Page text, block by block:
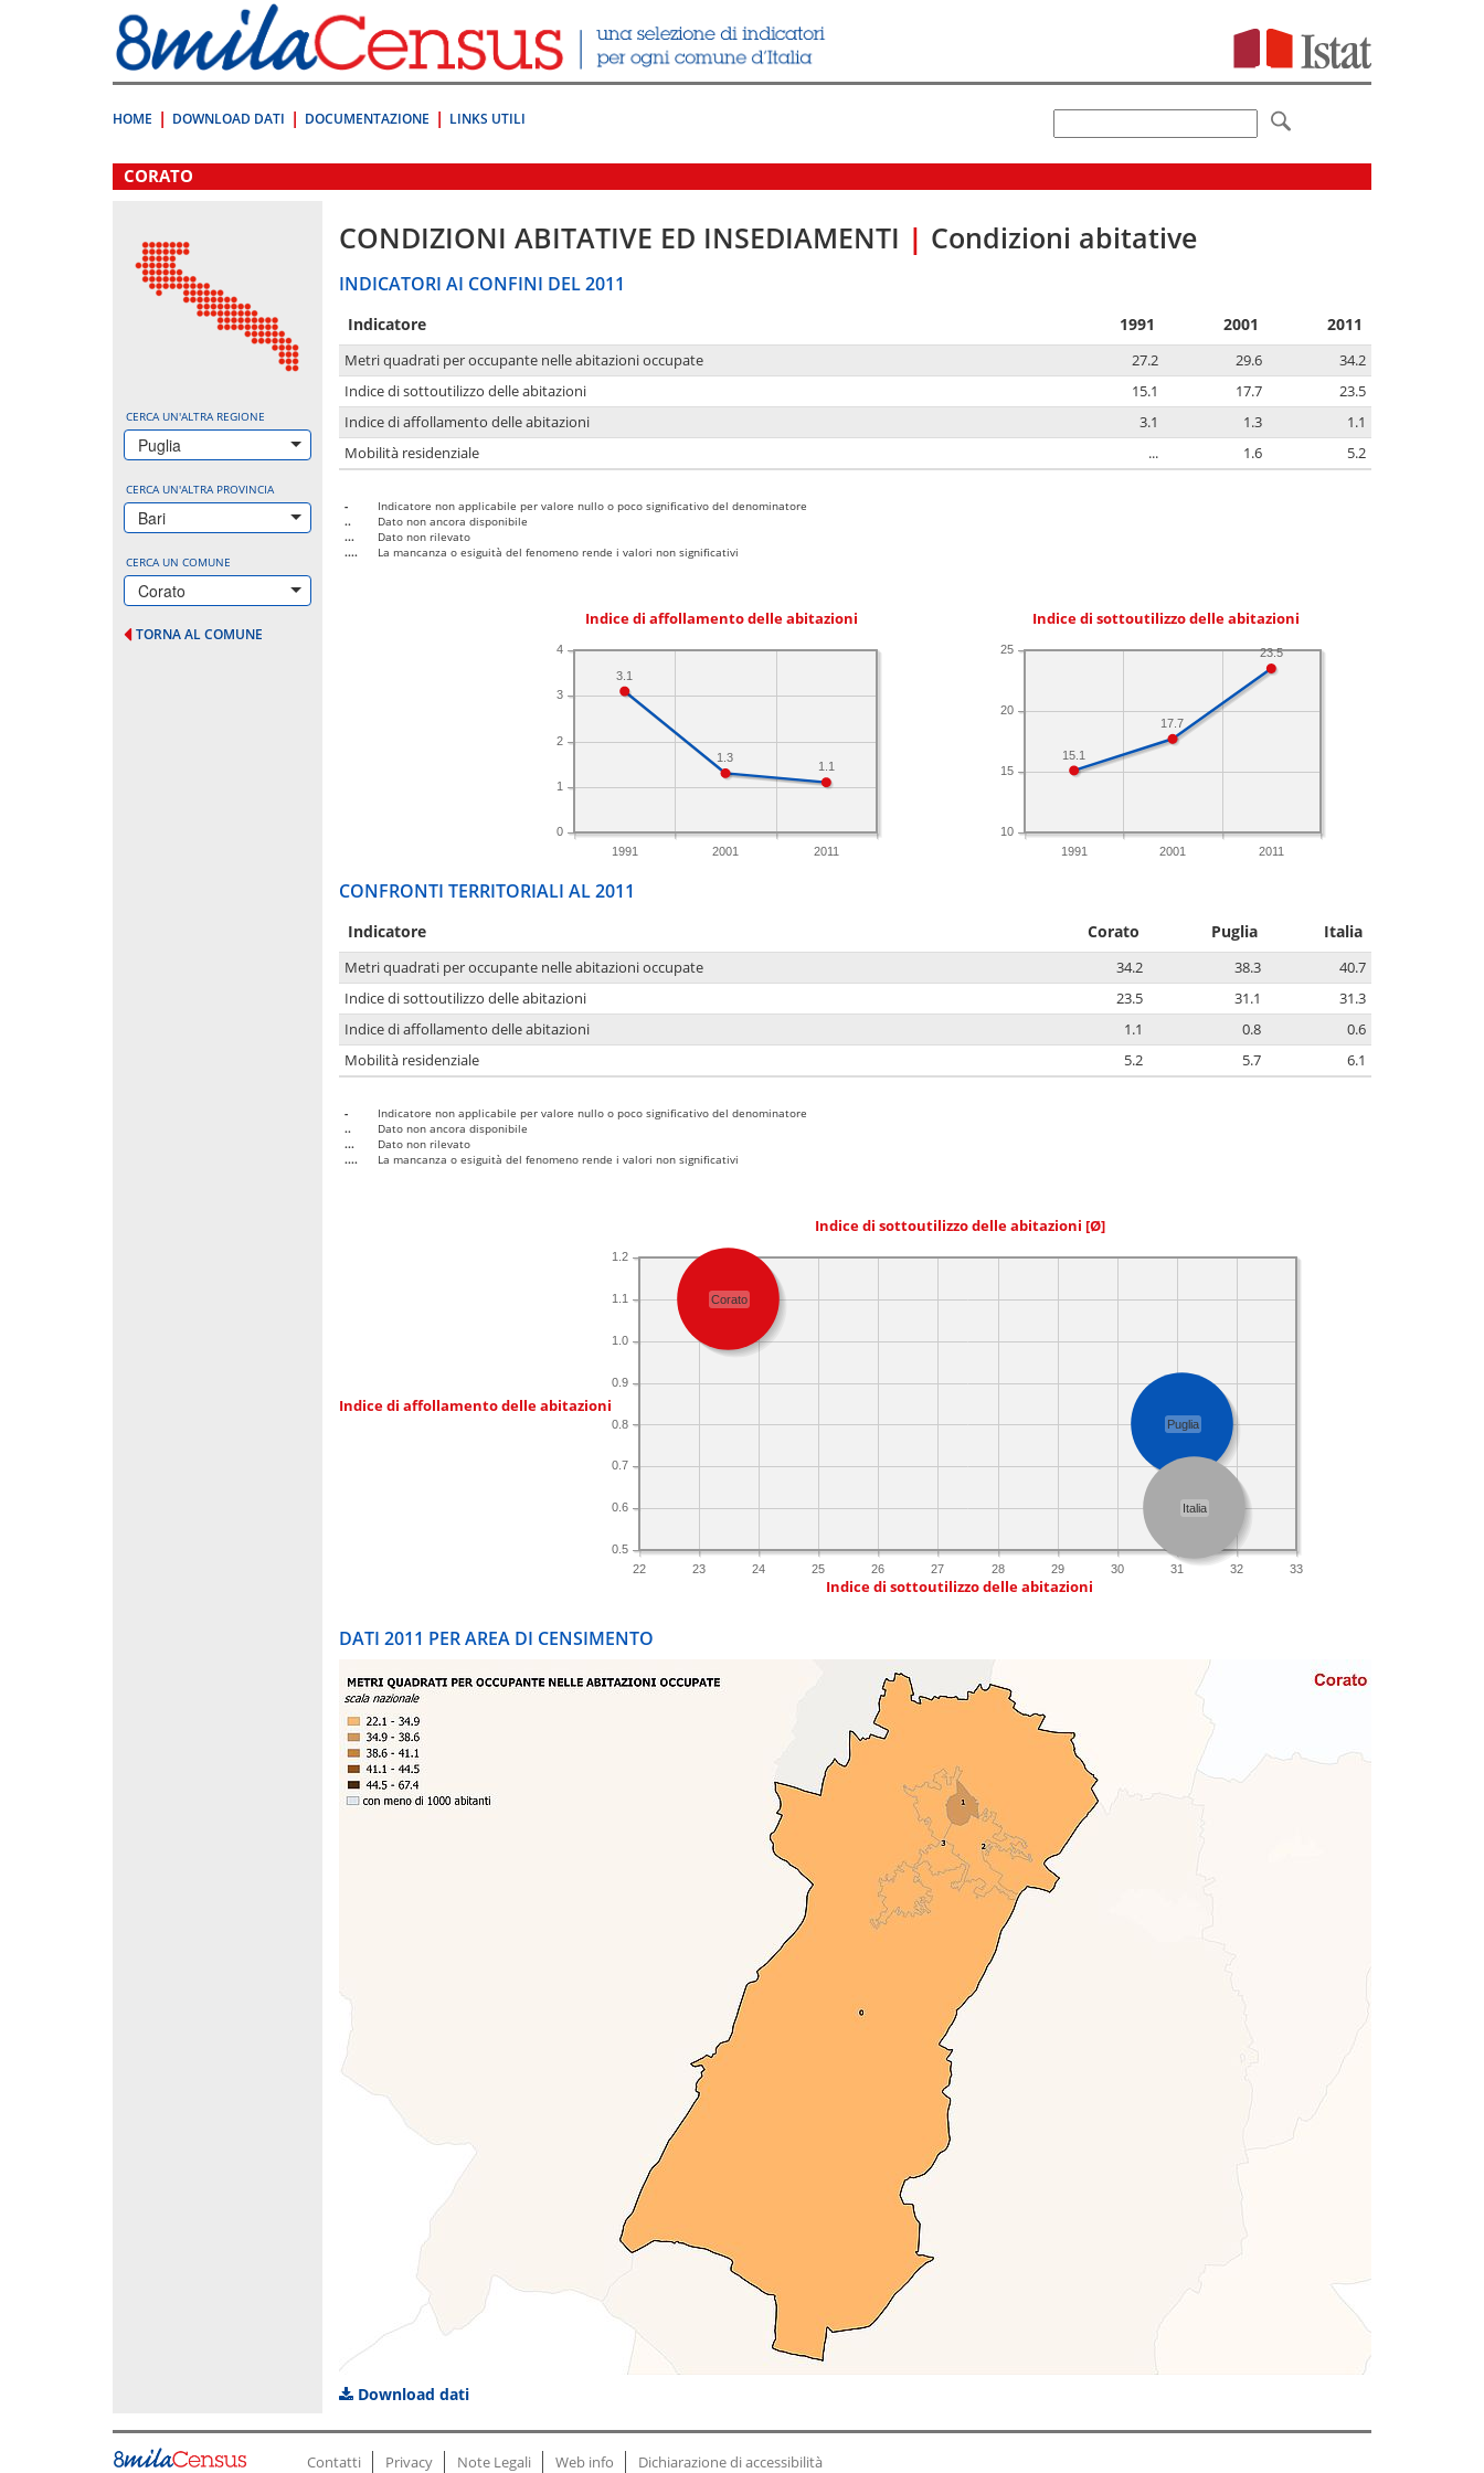
direttamente
a:
Contenuto
HOME DOWNLOAD DATI DOCUMENTAZIONE LINKS UTILI
.
CORATO
CERCA UN'ALTRA REGIONE
Puglia
CERCA UN'ALTRA PROVINCIA
Bari
CERCA UN COMUNE
Corato
TORNA AL COMUNE
CONDIZIONI ABITATIVE ED INSEDIAMENTI | Condizioni abitative
INDICATORI AI CONFINI DEL 2011
Indicatore 1991 2001 2011
Metri quadrati per occupante nelle abitazioni occupate 27.2 29.6
34.2
Indice di sottoutilizzo delle abitazioni
15.1 17.7
23.5
Indice di affollamento delle abitazioni
3.1 1.3
1.1
Mobilità residenziale
... 1.6 5.2
-
Indicatore non applicabile per valore nullo o poco significativo del denominatore
..
Dato non ancora disponibile
...
Dato non rilevato
....
La mancanza o esiguità del fenomeno rende i valori non significativi
Indice di affollamento delle abitazioni
1991 2001 2011
0
1
2
3
4
1.1
1.3
3.1
Indice di sottoutilizzo delle abitazioni
1991 2001 2011
10
15
20
25 23.5
17.7
15.1
CONFRONTI TERRITORIALI AL 2011
Indicatore Corato Puglia Italia
Metri quadrati per occupante nelle abitazioni occupate 34.2 38.3
40.7
Indice di sottoutilizzo delle abitazioni
23.5 31.1
31.3
Indice di affollamento delle abitazioni
1.1 0.8
0.6
Mobilità residenziale
5.2 5.7 6.1
-
Indicatore non applicabile per valore nullo o poco significativo del denominatore
..
Dato non ancora disponibile
...
Dato non rilevato
....
La mancanza o esiguità del fenomeno rende i valori non significativi
Indice di sottoutilizzo delle abitazioni [Ø]
Indice di affollamento delle abitazioni
22 23 24 25 26 27 28 29 30 31 32 33
0.5
0.6
0.7
0.8
0.9
1.0
1.1
1.2
Corato
Puglia
Italia
Indice di sottoutilizzo delle abitazioni
DATI 2011 PER AREA DI CENSIMENTO
Download dati
Contatti Privacy Note Legali Web info Dichiarazione di accessibilità